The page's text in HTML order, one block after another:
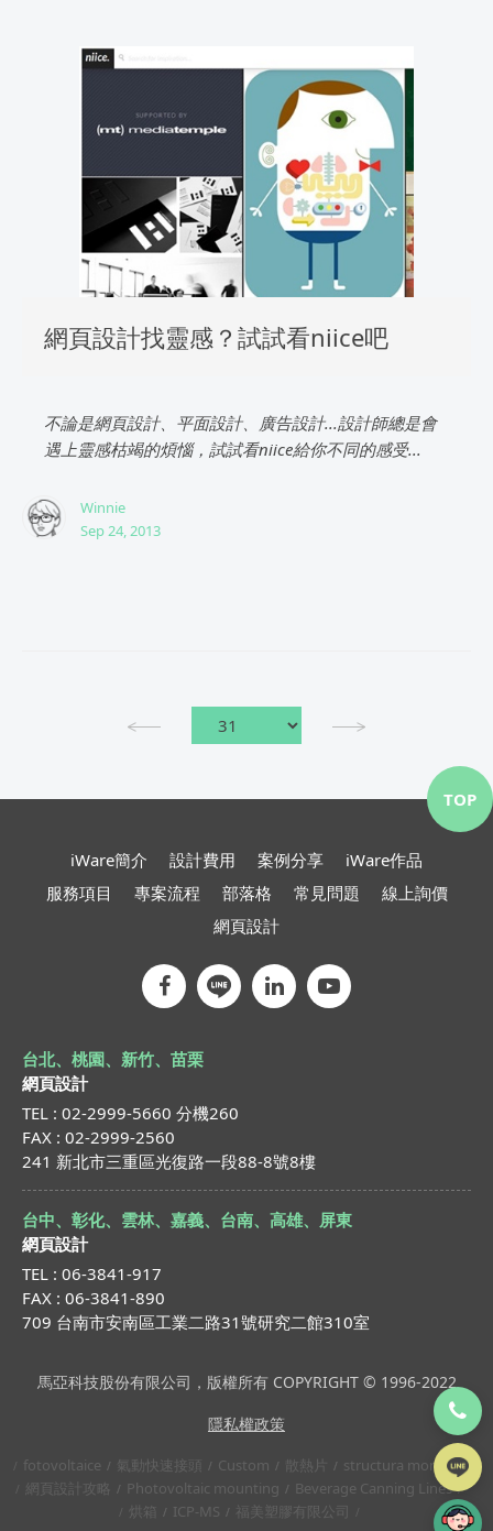
網頁設計找靈感？試試看niice吧
不論是網頁設計、平面設計、廣告設計...設計師總是會
遇上靈感枯竭的煩惱，試試看niice給你不同的感受...
Winnie
Sep 24, 2013
iWare簡介 設計費用 案例分享
iWare作品
服務項目
專案流程 部落格 常見問題
線上詢價
網頁設計
台北、桃園、新竹、苗栗
網頁設計
TEL : 02-2999-5660 分機260
FAX : 02-2999-2560
241 新北市三重區光復路一段88-8號8樓
台中、彰化、雲林、嘉義、台南、高雄、屏東
網頁設計
TEL : 06-3841-917
FAX : 06-3841-890
709 台南市安南區工業二路31號研究二館310室
馬亞科技股份有限公司，版權所有 COPYRIGHT © 1996-2022
隱私權政策
fotovoltaice 氣動快速接頭 Custom 散熱片
structura montaj
網頁設計攻略
Photovoltaic mounting
Beverage Canning Lines
烘箱
ICP-MS 福美塑膠有限公司
TOP